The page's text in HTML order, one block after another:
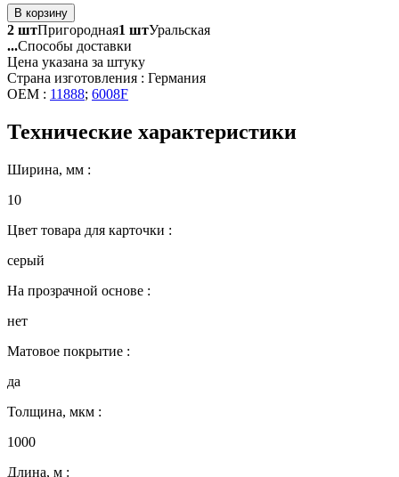
В корзину
2 штПригородная1 штУральская
...Способы доставки
Цена указана за штуку
Страна изготовления : Германия
OEM : 11888; 6008F
Технические характеристики
Ширина, мм :
10
Цвет товара для карточки :
серый
На прозрачной основе :
нет
Матовое покрытие :
да
Толщина, мкм :
1000
Длина, м :